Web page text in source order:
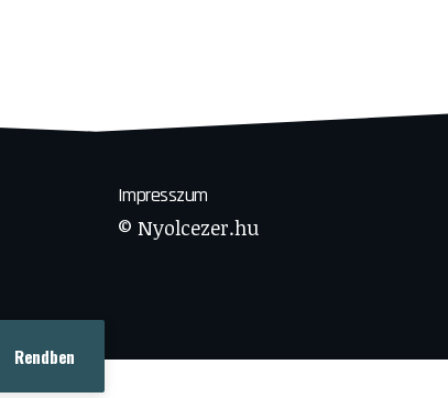
Rendben
Impresszum
© Nyolcezer.hu